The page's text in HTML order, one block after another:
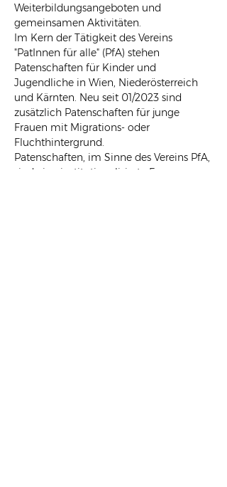
Weiterbildungsangeboten und
gemeinsamen Aktivitäten.
Im Kern der Tätigkeit des Vereins
"PatInnen für alle" (PfA) stehen
Patenschaften für Kinder und
Jugendliche in Wien, Niederösterreich
und Kärnten. Neu seit 01/2023 sind
zusätzlich Patenschaften für junge
Frauen mit Migrations- oder
Fluchthintergrund.
Patenschaften, im Sinne des Vereins PfA,
sind eine institutionalisierte Form